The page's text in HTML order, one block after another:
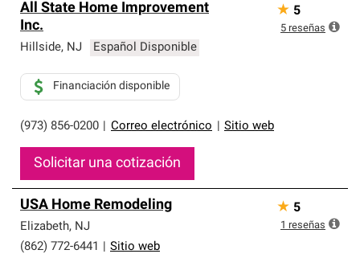
All State Home Improvement
Inc.
Hillside, NJ Español Disponible
(973) 856-0200 Correo electrónico Sitio web
Financiación disponible
Solicitar una cotización
★ 5
5 reseñas
USA Home Remodeling
Elizabeth, NJ
(862) 772-6441
Sitio web
★ 5
1 reseñas